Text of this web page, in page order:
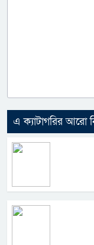
এ ক্যাটাগরির আরো